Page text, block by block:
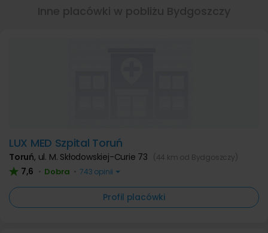
LUX MED Szpital Toruń
Toruń, ul. M. Skłodowskiej-Curie 73 (44 km od Bydgoszczy)
7,6 • Dobra • 743 opinii
Profil placówki